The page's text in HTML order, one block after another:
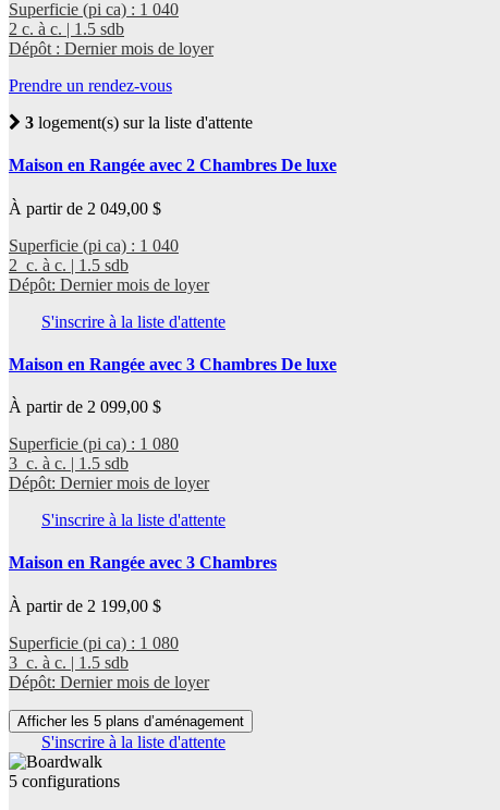
Superficie (pi ca) : 1 040
2 c. à c. | 1.5 sdb
Dépôt : Dernier mois de loyer
Prendre un rendez-vous
3 logement(s) sur la liste d'attente
Maison en Rangée avec 2 Chambres De luxe
À partir de 2 049,00 $
Superficie (pi ca) : 1 040
2 c. à c. | 1.5 sdb
Dépôt: Dernier mois de loyer
S'inscrire à la liste d'attente
Maison en Rangée avec 3 Chambres De luxe
À partir de 2 099,00 $
Superficie (pi ca) : 1 080
3 c. à c. | 1.5 sdb
Dépôt: Dernier mois de loyer
S'inscrire à la liste d'attente
Maison en Rangée avec 3 Chambres
À partir de 2 199,00 $
Superficie (pi ca) : 1 080
3 c. à c. | 1.5 sdb
Dépôt: Dernier mois de loyer
Afficher les 5 plans d’aménagement
S'inscrire à la liste d'attente
5 configurations